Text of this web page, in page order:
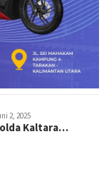
2, 2025
Kaltara…